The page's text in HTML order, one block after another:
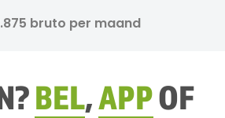
bruto per maand
BEL,APPOF